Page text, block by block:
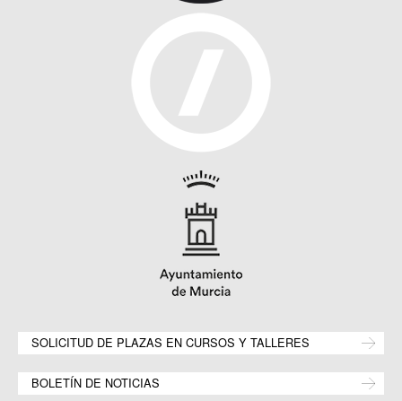
SOLICITUD DE PLAZAS EN CURSOS Y TALLERES
BOLETÍN DE NOTICIAS